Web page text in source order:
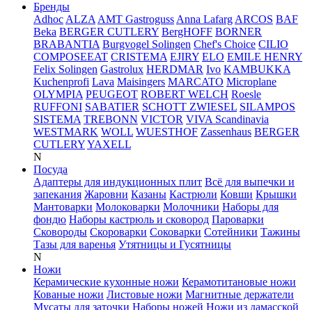
Бренды
Adhoc ALZA AMT Gastroguss Anna Lafarg ARCOS BAF
Beka BERGER CUTLERY BergHOFF BORNER
BRABANTIA Burgvogel Solingen Chef's Choice CILIO
COMPOSEEAT CRISTEMA EJIRY ELO EMILE HENRY
Felix Solingen Gastrolux HERDMAR Ivo KAMBUKKA
Kuchenprofi Lava Maisingers MARCATO Microplane
OLYMPIA PEUGEOT ROBERT WELCH Roesle
RUFFONI SABATIER SCHOTT ZWIESEL SILAMPOS
SISTEMA TREBONN VICTOR VIVA Scandinavia
WESTMARK WOLL WUESTHOF Zassenhaus BERGER
CUTLERYYAXELL
N
Посуда
Адаптеры для индукционных плит Всё для выпечки и
запекания Жаровни Казаны Кастрюли Ковши Крышки
Мантоварки Молоковарки Молочники Наборы для
фондю Наборы кастрюль и сковород Пароварки
Сковороды Скороварки Соковарки Сотейники Тажины
Тазы для варенья Утятницы и Гусятницы
N
Ножи
Керамические кухонные ножи Керамотитановые ножи
Кованые ножи Листовые ножи Магнитные держатели
Мусаты для заточки Наборы ножей Ножи из дамасской